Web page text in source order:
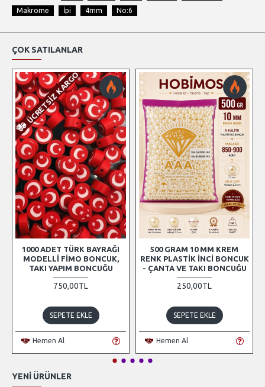
Makrome İpi 4mm No:6
ÇOK SATILANLAR
ÜCRETSIZ KARGO
1000 ADET TÜRK BAYRAĞI
MODELLI FIMO BONCUK,
TAKI YAPIM BONCUĞU
750,00TL
SEPETE EKLE
Hemen Al
500 GRAM 10 MM KREM
RENK PLASTIK İNCI BONCUK
- ÇANTA VE TAKI BONCUĞU
250,00TL
SEPETE EKLE
Hemen Al
YENI ÜRÜNLER